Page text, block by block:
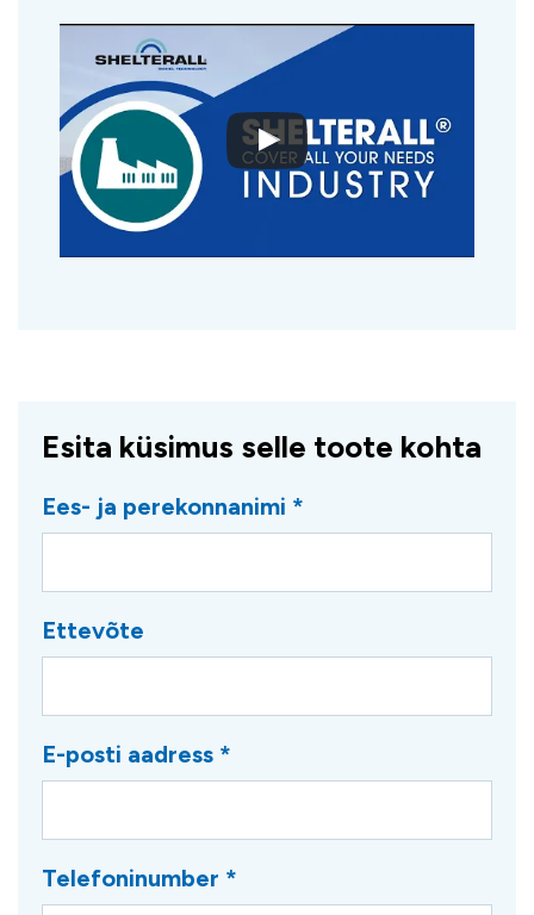
Esita küsimus selle toote kohta
Ees- ja perekonnanimi *
Ettevõte
E-posti aadress *
Telefoninumber *